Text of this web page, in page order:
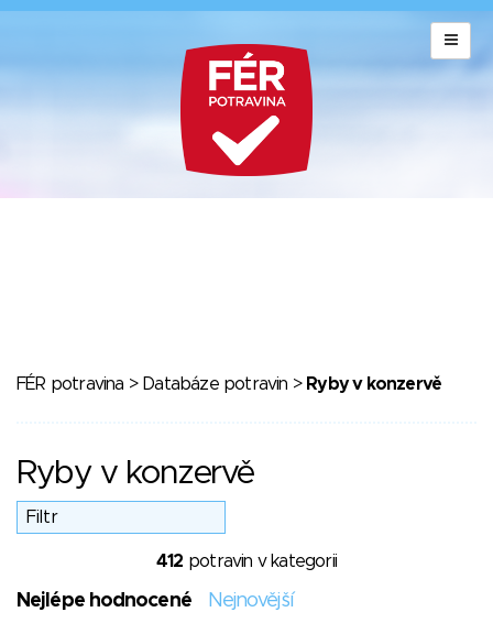
FÉR potravina > Databáze potravin > Ryby v konzervě
Ryby v konzervě
412 potravin v kategorii
Nejlépe hodnocené Nejnovější